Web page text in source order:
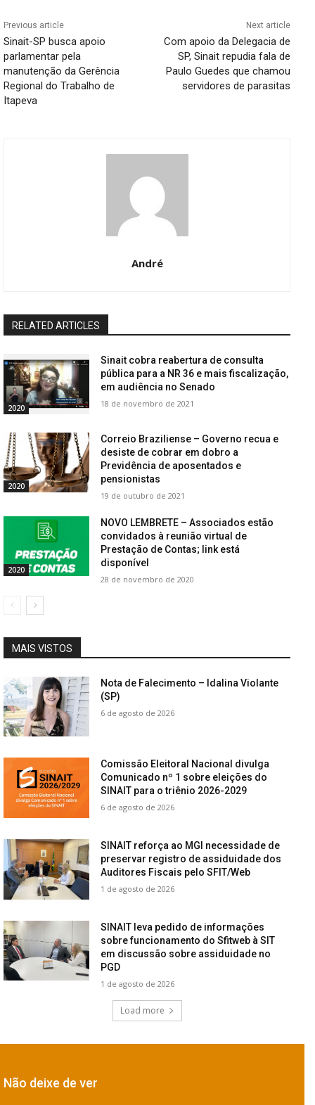
Previous article
Sinait-SP busca apoio
parlamentar pela
manutenção da Gerência
Regional do Trabalho de
Itapeva
Next article
Com apoio da Delegacia de
SP, Sinait repudia fala de
Paulo Guedes que chamou
servidores de parasitas
André
RELATED ARTICLES
2020
Sinait cobra reabertura de consulta
pública para a NR 36 e mais fiscalização,
em audiência no Senado
18 de novembro de 2021
2020
Correio Braziliense – Governo recua e
desiste de cobrar em dobro a
Previdência de aposentados e
pensionistas
19 de outubro de 2021
2020
NOVO LEMBRETE – Associados estão
convidados à reunião virtual de
Prestação de Contas; link está
disponível
28 de novembro de 2020
MAIS VISTOS
Nota de Falecimento – Idalina Violante
(SP)
6 de agosto de 2026
Comissão Eleitoral Nacional divulga
Comunicado nº 1 sobre eleições do
SINAIT para o triênio 2026-2029
6 de agosto de 2026
SINAIT reforça ao MGI necessidade de
preservar registro de assiduidade dos
Auditores Fiscais pelo SFIT/Web
1 de agosto de 2026
SINAIT leva pedido de informações
sobre funcionamento do Sfitweb à SIT
em discussão sobre assiduidade no
PGD
1 de agosto de 2026
Load more
Não deixe de ver